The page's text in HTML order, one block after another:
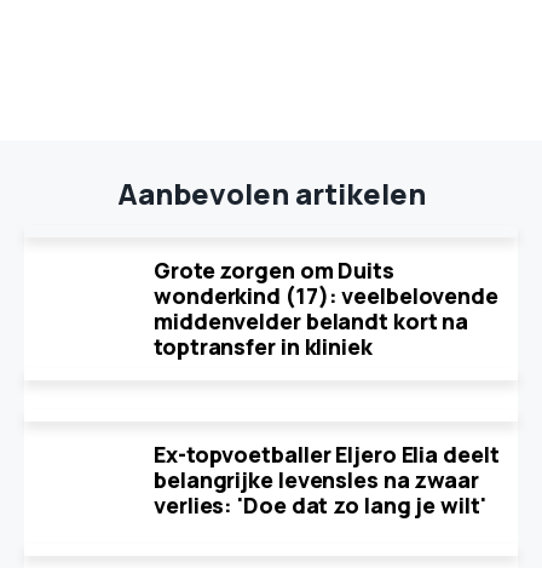
Aanbevolen artikelen
Grote zorgen om Duits
wonderkind (17): veelbelovende
middenvelder belandt kort na
toptransfer in kliniek
Ex-topvoetballer Eljero Elia deelt
belangrijke levensles na zwaar
verlies: 'Doe dat zo lang je wilt'